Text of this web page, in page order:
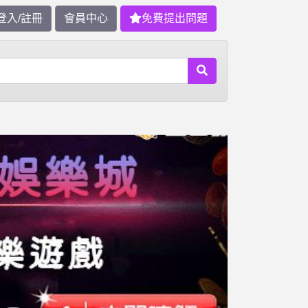
入/註冊 會員中心 免費提出問題